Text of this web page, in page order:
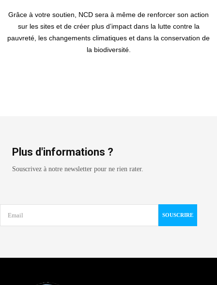
Grâce à votre soutien, NCD sera à même de renforcer son action
sur les sites et de créer plus d’impact dans la lutte contre la
pauvreté, les changements climatiques et dans la conservation de
la biodiversité.
Plus d'informations ?
Souscrivez à notre newsletter pour ne rien rater.